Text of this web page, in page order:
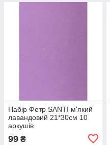
Набір Фетр SANTI м'який
лавандовий 21*30см 10
аркушів
99 ₴